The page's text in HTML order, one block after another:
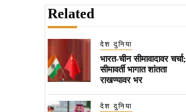
Related
देश दुनिया
भारत-चीन सीमावादावर चर्चा;
सीमावर्ती भागात शांतता
राखण्यावर भर
देश दुनिया